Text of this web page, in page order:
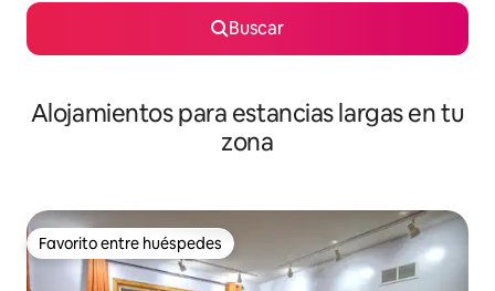
Buscar
Alojamientos para estancias largas en tu
zona
Favorito entre huéspedes
Favorito entre huéspedes